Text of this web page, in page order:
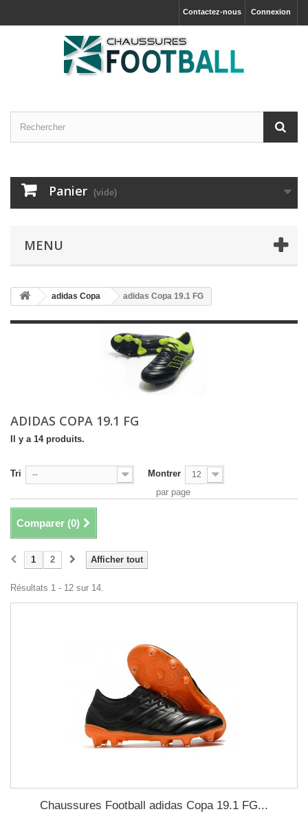
Connexion
Contactez-nous
Panier (vide)
MENU
adidas Copa adidas Copa 19.1 FG
ADIDAS COPA 19.1 FG
Il y a 14 produits.
Tri -- Montrer 12
par page
Comparer (0)
Afficher tout
1 2
Résultats 1 - 12 sur 14.
Chaussures Football adidas Copa 19.1 FG...